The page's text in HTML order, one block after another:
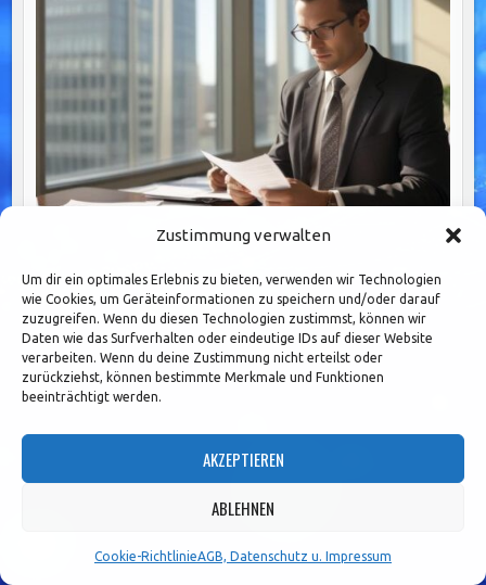
Zustimmung verwalten
Um dir ein optimales Erlebnis zu bieten, verwenden wir Technologien
wie Cookies, um Geräteinformationen zu speichern und/oder darauf
zuzugreifen. Wenn du diesen Technologien zustimmst, können wir
Daten wie das Surfverhalten oder eindeutige IDs auf dieser Website
verarbeiten. Wenn du deine Zustimmung nicht erteilst oder
zurückziehst, können bestimmte Merkmale und Funktionen
beeinträchtigt werden.
AKZEPTIEREN
ABLEHNEN
Cookie-RichtlinieAGB, Datenschutz u. Impressum
Effektive Fachbereichssteuerung im Banking: Ziele,
Prozesse und interdisziplinäre Zusammenarbeit